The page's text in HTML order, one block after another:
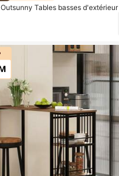
Outsunny Tables basses d'extérieur